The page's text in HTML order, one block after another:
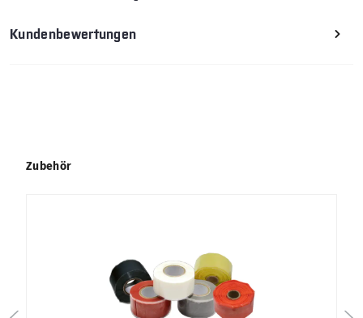
Kundenbewertungen
Produktgalerie überspringen
Zubehör